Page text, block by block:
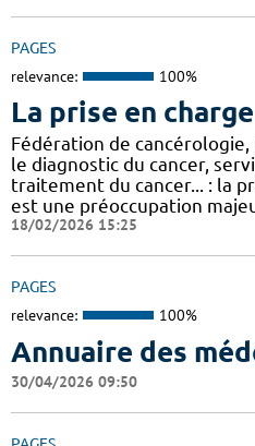
PAGES
relevance: 100%
La prise en
Fédération de
le diagnostic du cancer,
traitement du cancer... : la
est une préoccupation
18/02/2026 15:25
PAGES
relevance: 100%
Annuaire des
30/04/2026 09:50